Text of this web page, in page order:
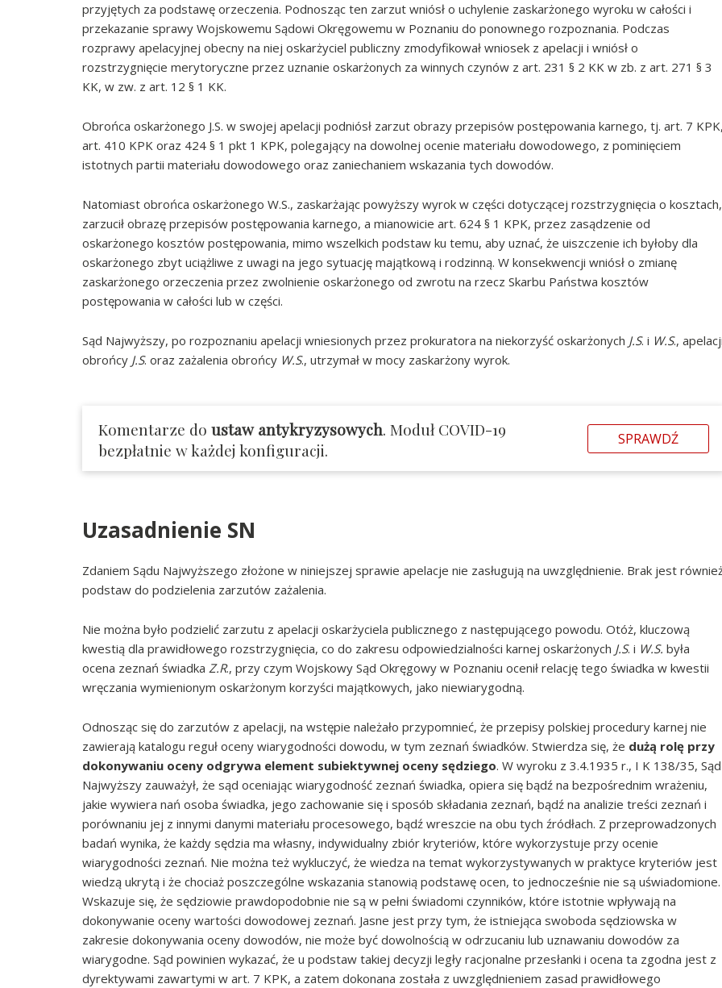
przyjętych za podstawę orzeczenia. Podnosząc ten zarzut wniósł o uchylenie zaskarżonego wyroku w całości i
przekazanie sprawy Wojskowemu Sądowi Okręgowemu w Poznaniu do ponownego rozpoznania. Podczas
rozprawy apelacyjnej obecny na niej oskarżyciel publiczny zmodyfikował wniosek z apelacji i wniósł o
rozstrzygnięcie merytoryczne przez uznanie oskarżonych za winnych czynów z art. 231 § 2 KK w zb. z art. 271 § 3
KK, w zw. z art. 12 § 1 KK.
Obrońca oskarżonego J.S. w swojej apelacji podniósł zarzut obrazy przepisów postępowania karnego, tj. art. 7
art. 410 KPK oraz 424 § 1 pkt 1 KPK, polegający na dowolnej ocenie materiału dowodowego, z pominięciem
istotnych partii materiału dowodowego oraz zaniechaniem wskazania tych dowodów.
Natomiast obrońca oskarżonego W.S., zaskarżając powyższy wyrok w części dotyczącej rozstrzygnięcia o kosztach,
zarzucił obrazę przepisów postępowania karnego, a mianowicie art. 624 § 1 KPK, przez zasądzenie od
oskarżonego kosztów postępowania, mimo wszelkich podstaw ku temu, aby uznać, że uiszczenie ich byłoby dla
oskarżonego zbyt uciążliwe z uwagi na jego sytuację majątkową i rodzinną. W konsekwencji wniósł o zmianę
zaskarżonego orzeczenia przez zwolnienie oskarżonego od zwrotu na rzecz Skarbu Państwa kosztów
postępowania w całości lub w części.
Sąd Najwyższy, po rozpoznaniu apelacji wniesionych przez prokuratora na niekorzyść oskarżonych J.S. i W.S.,
obrońcy J.S. oraz zażalenia obrońcy W.S., utrzymał w mocy zaskarżony wyrok.
Komentarze do ustaw antykryzysowych. Moduł COVID-19
bezpłatnie w każdej konfiguracji.
SPRAWDŹ
Uzasadnienie SN
Zdaniem Sądu Najwyższego złożone w niniejszej sprawie apelacje nie zasługują na uwzględnienie. Brak jest
podstaw do podzielenia zarzutów zażalenia.
Nie można było podzielić zarzutu z apelacji oskarżyciela publicznego z następującego powodu. Otóż, kluczową
kwestią dla prawidłowego rozstrzygnięcia, co do zakresu odpowiedzialności karnej oskarżonych J.S. i W.S. była
ocena zeznań świadka Z.R., przy czym Wojskowy Sąd Okręgowy w Poznaniu ocenił relację tego świadka w kwestii
wręczania wymienionym oskarżonym korzyści majątkowych, jako niewiarygodną.
Odnosząc się do zarzutów z apelacji, na wstępie należało przypomnieć, że przepisy polskiej procedury karnej nie
zawierają katalogu reguł oceny wiarygodności dowodu, w tym zeznań świadków. Stwierdza się, że dużą rolę przy
dokonywaniu oceny odgrywa element subiektywnej oceny sędziego. W wyroku z 3.4.1935 r., I K 138/35, Sąd
Najwyższy zauważył, że sąd oceniając wiarygodność zeznań świadka, opiera się bądź na bezpośrednim wrażeniu,
jakie wywiera nań osoba świadka, jego zachowanie się i sposób składania zeznań, bądź na analizie treści zeznań i
porównaniu jej z innymi danymi materiału procesowego, bądź wreszcie na obu tych źródłach. Z przeprowadzonych
badań wynika, że każdy sędzia ma własny, indywidualny zbiór kryteriów, które wykorzystuje przy ocenie
wiarygodności zeznań. Nie można też wykluczyć, że wiedza na temat wykorzystywanych w praktyce kryteriów jest
wiedzą ukrytą i że chociaż poszczególne wskazania stanowią podstawę ocen, to jednocześnie nie są uświadomione.
Wskazuje się, że sędziowie prawdopodobnie nie są w pełni świadomi czynników, które istotnie wpływają na
dokonywanie oceny wartości dowodowej zeznań. Jasne jest przy tym, że istniejąca swoboda sędziowska w
zakresie dokonywania oceny dowodów, nie może być dowolnością w odrzucaniu lub uznawaniu dowodów za
wiarygodne. Sąd powinien wykazać, że u podstaw takiej decyzji legły racjonalne przesłanki i ocena ta zgodna jest z
dyrektywami zawartymi w art. 7 KPK, a zatem dokonana została z uwzględnieniem zasad prawidłowego